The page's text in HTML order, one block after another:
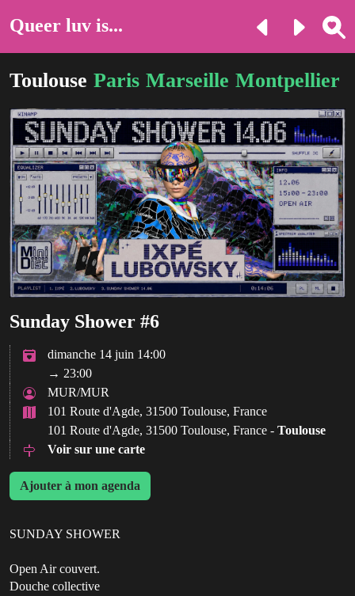
Queer luv is...
Toulouse Paris Marseille Montpellier
Sunday Shower #6
dimanche 14 juin 14:00
→ 23:00
MUR/MUR
101 Route d'Agde, 31500 Toulouse, France
101 Route d'Agde, 31500 Toulouse, France - Toulouse
Voir sur une carte
Ajouter à mon agenda
SUNDAY SHOWER
Open Air couvert.
Douche collective